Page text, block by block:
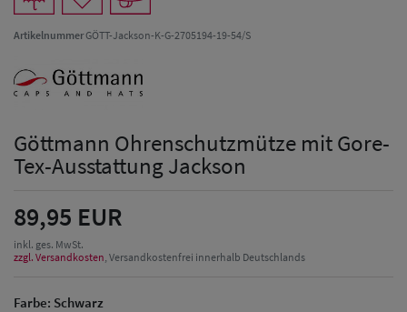
ArtikelnummerGÖTT-Jackson-K-G-2705194-19-54/S
Göttmann Ohrenschutzmütze mit Gore-
Tex-Ausstattung Jackson
89,95 EUR
inkl. ges. MwSt.
zzgl. Versandkosten , Versandkostenfrei innerhalb Deutschlands
Farbe: Schwarz